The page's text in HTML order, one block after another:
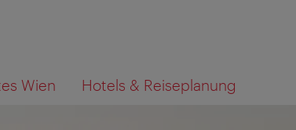
Wien Hotels & Reiseplanung